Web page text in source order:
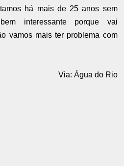
há mais de 25 anos sem
interessante porque vai
vamos mais ter problema com
Via: Água do Rio